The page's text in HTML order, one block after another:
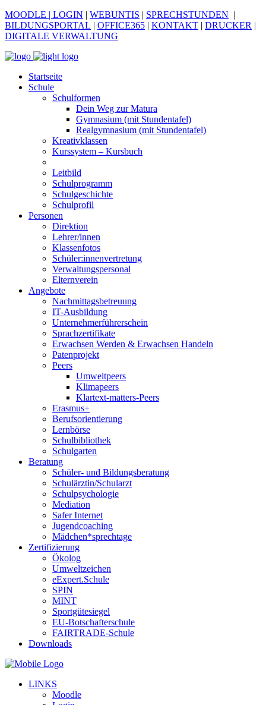
MOODLE | LOGIN | WEBUNTIS | SPRECHSTUNDEN |
BILDUNGSPORTAL | OFFICE365 | KONTAKT | DRUCKER |
DIGITALE VERWALTUNG
Startseite
Schule
Schulformen
Dein Weg zur Matura
Gymnasium (mit Stundentafel)
Realgymnasium (mit Stundentafel)
Kreativklassen
Kurssystem – Kursbuch
Leitbild
Schulprogramm
Schulgeschichte
Schulprofil
Personen
Direktion
Lehrer/innen
Klassenfotos
Schüler:innenvertretung
Verwaltungspersonal
Elternverein
Angebote
Nachmittagsbetreuung
IT-Ausbildung
Unternehmerführerschein
Sprachzertifikate
Erwachsen Werden & Erwachsen Handeln
Patenprojekt
Peers
Umweltpeers
Klimapeers
Klartext-matters-Peers
Erasmus+
Berufsorientierung
Lernbörse
Schulbibliothek
Schulgarten
Beratung
Schüler- und Bildungsberatung
Schulärztin/Schularzt
Schulpsychologie
Mediation
Safer Internet
Jugendcoaching
Mädchen*sprechtage
Zertifizierung
Ökolog
Umweltzeichen
eExpert.Schule
SPIN
MINT
Sportgütesiegel
EU-Botschafterschule
FAIRTRADE-Schule
Downloads
LINKS
Moodle